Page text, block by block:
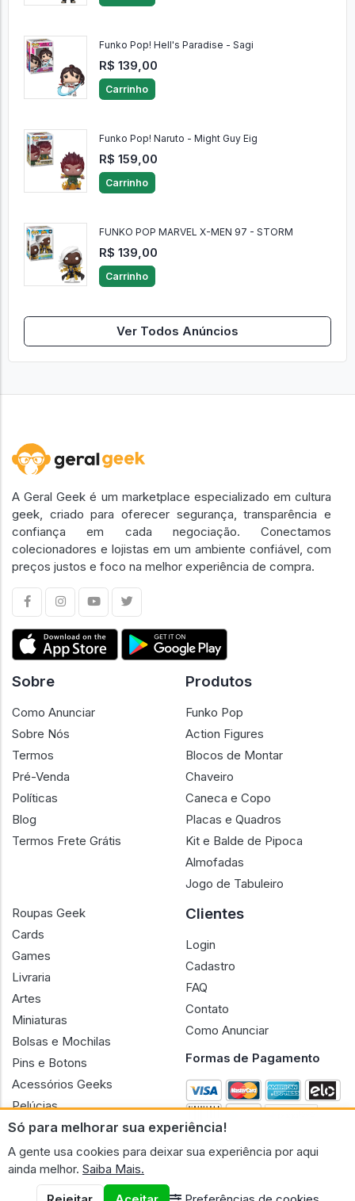
Funko Pop! Hell's Paradise - Sagi
R$ 139,00
Carrinho
Funko Pop! Naruto - Might Guy Eig
R$ 159,00
Carrinho
FUNKO POP MARVEL X-MEN 97 - STORM
R$ 139,00
Carrinho
Ver Todos Anúncios
Só para melhorar sua experiência!
A gente usa cookies para deixar sua experiência por aqui
ainda melhor. Saiba Mais.
A Geral Geek é um marketplace especializado em cultura
geek, criado para oferecer segurança, transparência e
confiança em cada negociação. Conectamos
colecionadores e lojistas em um ambiente confiável, com
preços justos e foco na melhor experiência de compra.
Sobre
Como Anunciar
Sobre Nós
Termos
Pré-Venda
Políticas
Blog
Termos Frete Grátis
Produtos
Funko Pop
Action Figures
Blocos de Montar
Chaveiro
Caneca e Copo
Placas e Quadros
Kit e Balde de Pipoca
Almofadas
Jogo de Tabuleiro
Roupas Geek
Cards
Games
Livraria
Artes
Miniaturas
Bolsas e Mochilas
Pins e Botons
Acessórios Geeks
Pelúcias
Bonecas
Clientes
Login
Cadastro
FAQ
Contato
Como Anunciar
Formas de Pagamento